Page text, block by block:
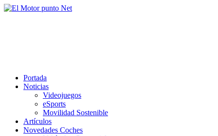
Saltar
Portada
Noticias
Videojuegos
eSports
Movilidad Sostenible
Artículos
Novedades Coches